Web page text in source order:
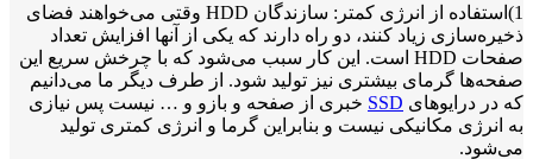
1)استفاده از انرژی کمتر: سازندگان HDD وقتی می‌خواهند فضای
ذخیره‌سازی زیاد کنند، دو راه دارند که یکی از آنها افزایش تعداد
صفحات HDD است. این کار سبب می‌شود که با چرخش سریع این
صفحه‌ها گرمای بیشتری نیز تولید شود. از طرف دیگر ما می‌دانیم
که در درایو‌های SSD خبری از صفحه و بازو و … نیست پس نیازی
به انرژی مکانیکی نیست و بنابراین گرما و انرژی کمتری تولید
می‌شود.